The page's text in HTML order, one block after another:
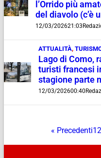
l’Orrido più
del diavolo (c’è
12/03/202621:03
ATTUALITÀ,
Lago di Como,
turisti francesi
stagione parte
12/03/202600:40
« Precedenti12